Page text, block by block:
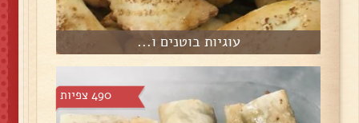
עוגיות בוטנים ו...
490 צפיות